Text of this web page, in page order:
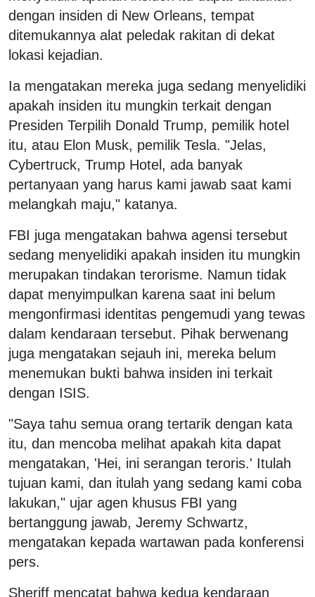
dengan insiden di New Orleans, tempat
ditemukannya alat peledak rakitan di dekat
lokasi kejadian.
Ia mengatakan mereka juga sedang menyelidiki
apakah insiden itu mungkin terkait dengan
Presiden Terpilih Donald Trump, pemilik hotel
itu, atau Elon Musk, pemilik Tesla. "Jelas,
Cybertruck, Trump Hotel, ada banyak
pertanyaan yang harus kami jawab saat kami
melangkah maju," katanya.
FBI juga mengatakan bahwa agensi tersebut
sedang menyelidiki apakah insiden itu mungkin
merupakan tindakan terorisme. Namun tidak
dapat menyimpulkan karena saat ini belum
mengonfirmasi identitas pengemudi yang tewas
dalam kendaraan tersebut. Pihak berwenang
juga mengatakan sejauh ini, mereka belum
menemukan bukti bahwa insiden ini terkait
dengan ISIS.
"Saya tahu semua orang tertarik dengan kata
itu, dan mencoba melihat apakah kita dapat
mengatakan, 'Hei, ini serangan teroris.' Itulah
tujuan kami, dan itulah yang sedang kami coba
lakukan," ujar agen khusus FBI yang
bertanggung jawab, Jeremy Schwartz,
mengatakan kepada wartawan pada konferensi
pers.
Sheriff mencatat bahwa kedua kendaraan